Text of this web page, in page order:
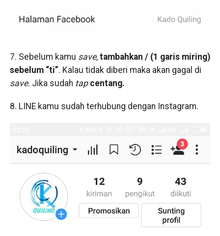
7. Sebelum kamu save, tambahkan / (1 garis miring)
sebelum “ti”. Kalau tidak diberi maka akan gagal di
save. Jika sudah tap centang.
8. LINE kamu sudah terhubung dengan Instagram.